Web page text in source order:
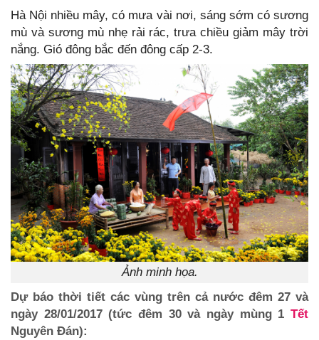
Hà Nội nhiều mây, có mưa vài nơi, sáng sớm có sương
mù và sương mù nhẹ rải rác, trưa chiều giảm mây trời
nắng. Gió đông bắc đến đông cấp 2-3.
Ảnh minh họa.
Dự báo thời tiết các vùng trên cả nước đêm 27 và
ngày 28/01/2017 (tức đêm 30 và ngày mùng 1 Tết
Nguyên Đán):